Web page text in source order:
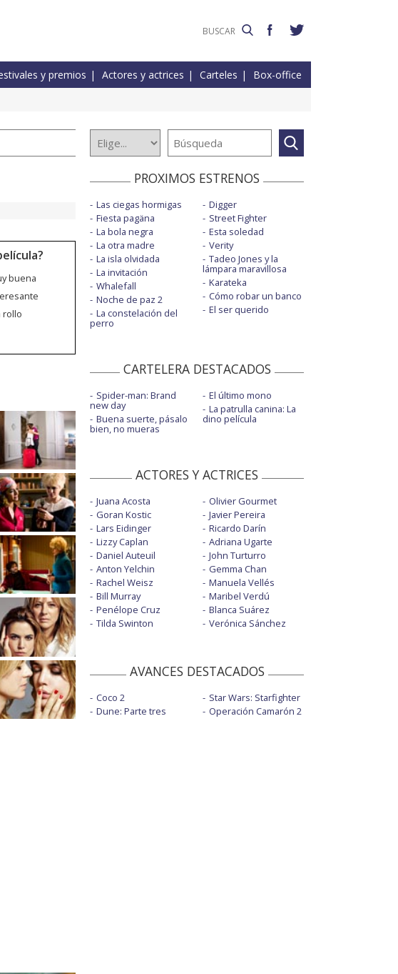
y premios Actores y actrices Carteles Box-office
buena
rollo
PROXIMOS ESTRENOS
Las ciegas hormigas
Fiesta pagäna
La bola negra
La otra madre
La isla olvidada
La invitación
Whalefall
Noche de paz 2
La constelación del
perro
Digger
Street Fighter
Esta soledad
Verity
Tadeo Jones y la
lámpara maravillosa
Karateka
Cómo robar un banco
El ser querido
CARTELERA DESTACADOS
Spider-man: Brand
new day
Buena suerte, pásalo
bien, no mueras
El último mono
La patrulla canina: La
dino película
ACTORES Y ACTRICES
Juana Acosta
Goran Kostic
Lars Eidinger
Lizzy Caplan
Daniel Auteuil
Anton Yelchin
Rachel Weisz
Bill Murray
Penélope Cruz
Tilda Swinton
Olivier Gourmet
Javier Pereira
Ricardo Darín
Adriana Ugarte
John Turturro
Gemma Chan
Manuela Vellés
Maribel Verdú
Blanca Suárez
Verónica Sánchez
AVANCES DESTACADOS
Coco 2
Dune: Parte tres
Star Wars: Starfighter
Operación Camarón 2